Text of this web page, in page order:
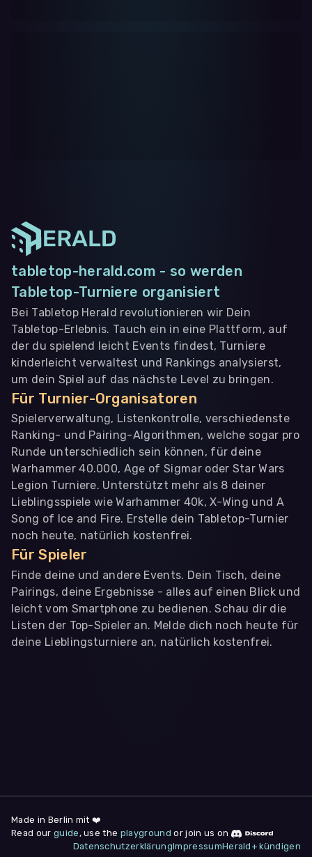
tabletop-herald.com - so werden
Tabletop-Turniere organisiert
Bei Tabletop Herald revolutionieren wir Dein
Tabletop-Erlebnis. Tauch ein in eine Plattform, auf
der du spielend leicht Events findest, Turniere
kinderleicht verwaltest und Rankings analysierst,
um dein Spiel auf das nächste Level zu bringen.
Für Turnier-Organisatoren
Spielerverwaltung, Listenkontrolle, verschiedenste
Ranking- und Pairing-Algorithmen, welche sogar pro
Runde unterschiedlich sein können, für deine
Warhammer 40.000, Age of Sigmar oder Star Wars
Legion Turniere. Unterstützt mehr als 8 deiner
Lieblingsspiele wie Warhammer 40k, X-Wing und A
Song of Ice and Fire. Erstelle dein Tabletop-Turnier
noch heute, natürlich kostenfrei.
Für Spieler
Finde deine und andere Events. Dein Tisch, deine
Pairings, deine Ergebnisse - alles auf einen Blick und
leicht vom Smartphone zu bedienen. Schau dir die
Listen der Top-Spieler an. Melde dich noch heute für
deine Lieblingsturniere an, natürlich kostenfrei.
deine Zustimmung jederzeit unter "
am Seitenende widerrufen.
Made in Berlin mit ❤️
Read our guide , use the playground or join us on
DatenschutzerklärungImpressumHerald+ kündigen